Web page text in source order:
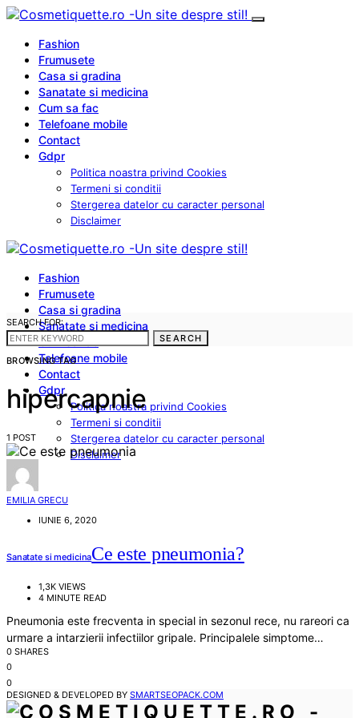
Fashion
Frumusete
Casa si gradina
Sanatate si medicina
Cum sa fac
Telefoane mobile
Contact
Gdpr
Politica noastra privind Cookies
Termeni si conditii
Stergerea datelor cu caracter personal
Disclaimer
Fashion
Frumusete
Casa si gradina
Sanatate si medicina
Cum sa fac
Telefoane mobile
Contact
Gdpr
Politica noastra privind Cookies
Termeni si conditii
Stergerea datelor cu caracter personal
Disclaimer
SEARCH FOR:
SEARCH
BROWSING TAG
hipercapnie
1 POST
EMILIA GRECU
IUNIE 6, 2020
Sanatate si medicinaCe este pneumonia?
1,3K VIEWS
4 MINUTE READ
Pneumonia este frecventa in special in sezonul rece, nu rareori ca
urmare a intarzierii infectiilor gripale. Principalele simptome…
0 SHARES
0
0
DESIGNED & DEVELOPED BY SMARTSEOPACK.COM